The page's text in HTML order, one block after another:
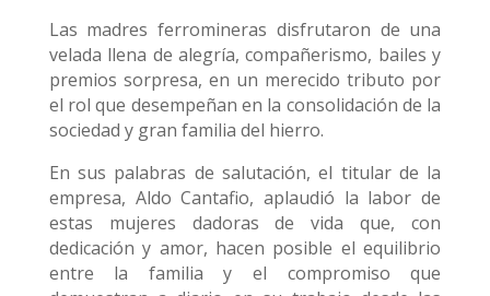
Las madres ferromineras disfrutaron de una
velada llena de alegría, compañerismo, bailes y
premios sorpresa, en un merecido tributo por
el rol que desempeñan en la consolidación de la
sociedad y gran familia del hierro.
En sus palabras de salutación, el titular de la
empresa, Aldo Cantafio, aplaudió la labor de
estas mujeres dadoras de vida que, con
dedicación y amor, hacen posible el equilibrio
entre la familia y el compromiso que